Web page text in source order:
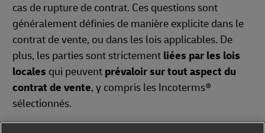
cas de rupture de contrat. Ces questions sont
généralement définies de manière explicite dans le
contrat de vente, ou dans les lois applicables. De
plus, les parties sont strictement liées par les lois
locales qui peuvent prévaloir sur tout aspect du
contrat de vente, y compris les Incoterms®
sélectionnés.